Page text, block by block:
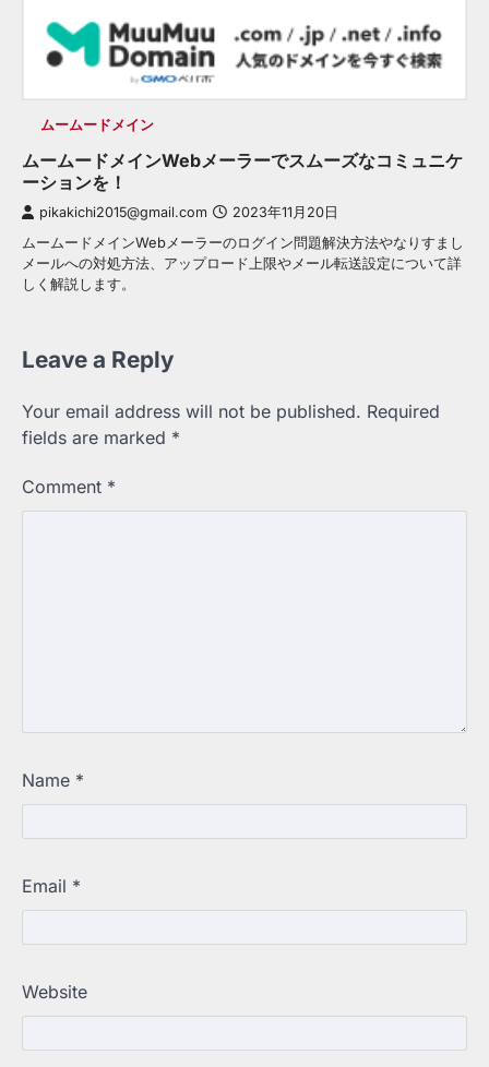
ムームードメイン
ムームードメインWebメーラーでスムーズなコミュニケ
ーションを！
pikakichi2015@gmail.com 2023年11月20日
ムームードメインWebメーラーのログイン問題解決方法やなりすまし
メールへの対処方法、アップロード上限やメール転送設定について詳
しく解説します。
Leave a Reply
Your email address will not be published. Required
fields are marked *
Comment *
Name *
Email *
Website